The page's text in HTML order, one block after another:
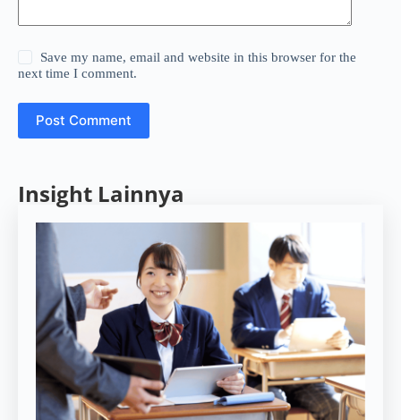
Save my name, email and website in this browser for the
next time I comment.
Post Comment
Insight Lainnya